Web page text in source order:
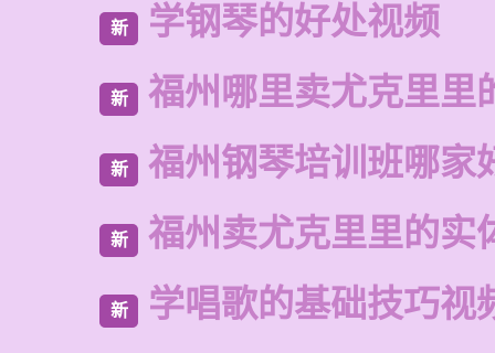
新 学钢琴的好处视频
新 福州哪里卖尤克里里
新 福州钢琴培训班哪家
新 福州卖尤克里里的实
新 学唱歌的基础技巧视